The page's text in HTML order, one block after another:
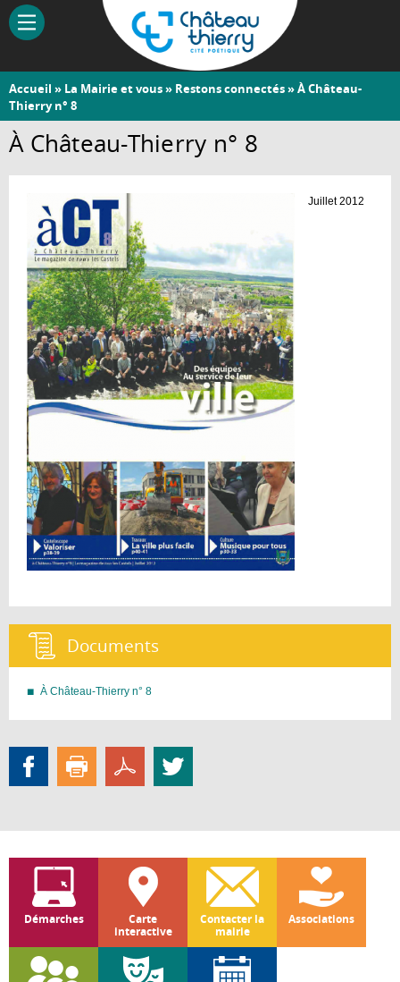
Aller
contenu
Château-
Thierry
Vous
êtes
ici
Accueil » La Mairie et vous» Restons connectés» À Château-
Thierry n° 8
À Château-Thierry n° 8
Juillet 2012
Documents :
À Château-Thierry n° 8
Démarches
Carte
interactive
Contacter la
mairie
Associations